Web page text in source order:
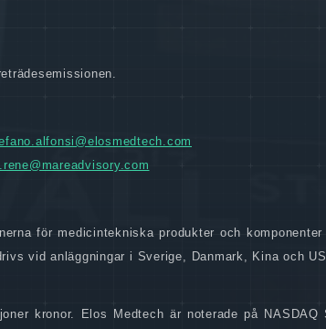
för medicintekniska produkter och
vid anläggningar i Sverige, Danmark, Kina och
kronor. Elos Medtech är noterade på NASDAQ